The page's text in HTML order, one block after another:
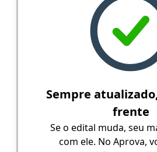
Sempre
frente
Se o edital muda, seu
com ele. No Aprova,